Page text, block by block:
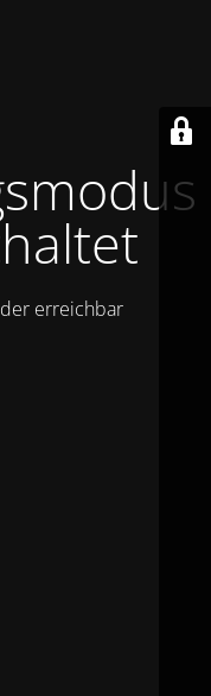
erreichbar